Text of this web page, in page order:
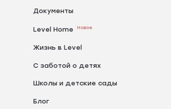
Документы
Level Home Новое
Жизнь в Level
С заботой о детях
Школы и детские сады
Блог